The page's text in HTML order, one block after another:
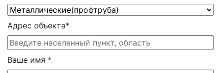
Адрес объекта*
Ваше имя *